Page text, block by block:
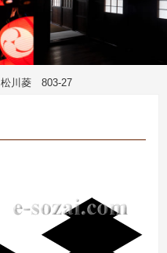
松川菱 803-27